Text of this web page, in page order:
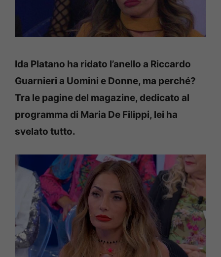
Ida Platano ha ridato l’anello a Riccardo
Guarnieri a Uomini e Donne, ma perché?
Tra le pagine del magazine, dedicato al
programma di Maria De Filippi, lei ha
svelato tutto.